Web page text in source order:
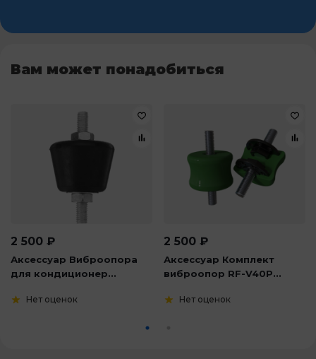
Вам может понадобиться
2 500 ₽
Аксессуар Виброопора
для кондиционер...
Нет оценок
2 500 ₽
Аксессуар Комплект
виброопор RF-V40P...
Нет оценок